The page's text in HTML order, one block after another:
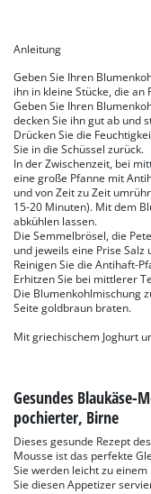
Anleitung
Geben Sie Ihren
ihn in kleine Stücke, die an
Geben Sie Ihren
decken Sie ihn gut ab und
Drücken Sie die
Sie in die Schüssel zurück.
In der Zwischenzeit, bei
eine große Pfanne mit
und von Zeit zu Zeit
15-20 Minuten). Mit dem
abkühlen lassen.
Die Semmelbrösel, die
und jeweils eine Prise
Reinigen Sie die Antihaft-
Erhitzen Sie bei mittlerer
Die Blumenkohlmischung
Seite goldbraun braten.
Mit griechischem Joghurt
Gesundes Blaukäse-
pochierter, Birne
Dieses gesunde Rezept
Mousse ist das perfekte
Sie werden leicht zu
Sie diesen Appetizer